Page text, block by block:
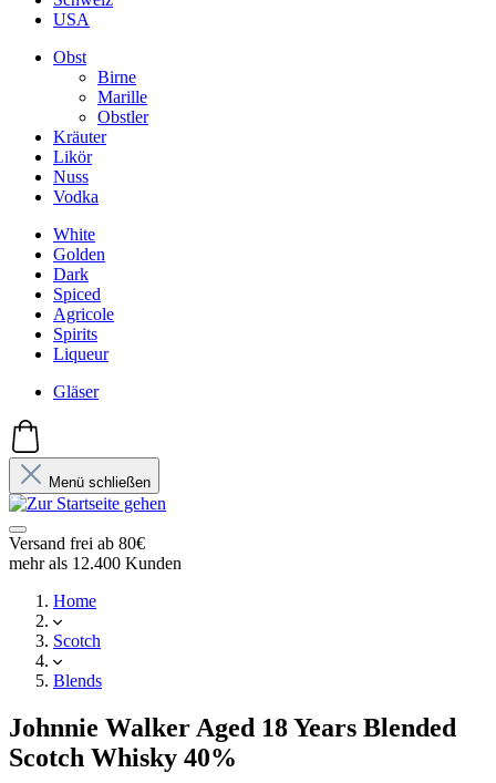
USA
Obst
Birne
Marille
Obstler
Kräuter
Likör
Nuss
Vodka
White
Golden
Dark
Spiced
Agricole
Spirits
Liqueur
Gläser
Menü schließen
Versand frei ab 80€
mehr als 12.400 Kunden
Home
Scotch
Blends
Johnnie Walker Aged 18 Years Blended
Scotch Whisky 40%